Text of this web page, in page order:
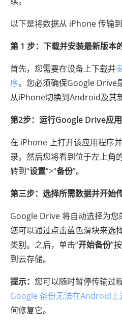
以下是将数据从 iPhone 传输
第 1 步：下载并安装最新版本
首先，您需要在设备上下载并
序。您必须确保Google Drive
从iPhone切换到Android及其
第2步：运行Google Drive应
在 iPhone 上打开该应用程序
录。然后您将看到位于左上角
转到“设置”>“备份”。
第三步：选择所需数据并开始
Google Drive 将自动选择为您
您可以通过点击蓝色滑块来选
类别。之后，单击“开始备份”
到云存储。
提示： 您可以随时暂停传输过
Google 备份无法在Android上
何修复它。